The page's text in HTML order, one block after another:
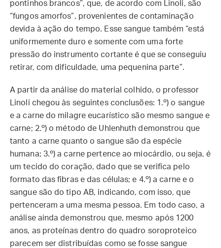
pontinhos brancos”, que, de acordo com Linoli, são
“fungos amorfos”, provenientes de contaminação
devida à ação do tempo. Esse sangue também “está
uniformemente duro e somente com uma forte
pressão do instrumento cortante é que se conseguiu
retirar, com dificuldade, uma pequenina parte”.
A partir da análise do material colhido, o professor
Linoli chegou às seguintes conclusões: 1.º) o sangue
e a carne do milagre eucarístico são mesmo sangue e
carne; 2.º) o método de Uhlenhuth demonstrou que
tanto a carne quanto o sangue são da espécie
humana; 3.º) a carne pertence ao miocárdio, ou seja, é
um tecido do coração, dado que se verifica pelo
formato das fibras e das células; e 4.º) a carne e o
sangue são do tipo AB, indicando, com isso, que
pertenceram a uma mesma pessoa. Em todo caso, a
análise ainda demonstrou que, mesmo após 1200
anos, as proteínas dentro do quadro soroproteico
parecem ser distribuídas como se fosse sangue